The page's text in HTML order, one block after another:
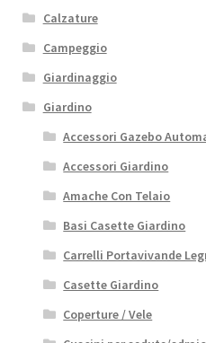
Calzature
Campeggio
Giardinaggio
Giardino
Accessori Gazebo
Accessori Giardino
Amache Con Telaio
Basi Casette Giardino
Carrelli Portavivande
Casette Giardino
Coperture / Vele